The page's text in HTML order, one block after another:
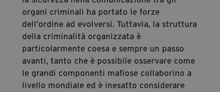
organi criminali ha portato le forze
dell’ordine ad evolversi. Tuttavia, la struttura
della criminalità organizzata è
particolarmente coesa e sempre un passo
avanti, tanto che è possibile osservare come
le grandi componenti mafiose collaborino a
livello mondiale ed è inesatto considerare